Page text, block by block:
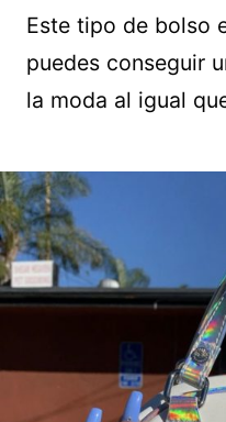
Este tipo de bolso
puedes conseguir
la moda al igual